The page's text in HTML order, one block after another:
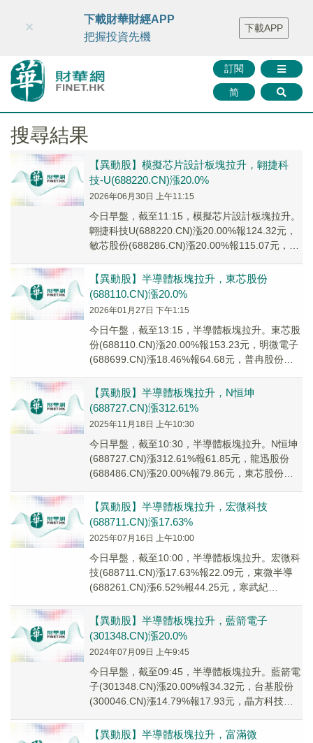
財華智庫網 FINTV FINMETA 財華證券 媒體矩陣
智庫沙龍
聯絡我們
訂閱
简
×
下載財華財經APP
把握投資先機
下載APP
搜尋結果
【異動股】模擬芯片設計板塊拉升，翺捷科
技-U(688220.CN)漲20.0%
2026年06月30日 上午11:15
今日早盤，截至11:15，模擬芯片設計板塊拉升。
翺捷科技U(688220.CN)漲20.00%報124.32元，
敏芯股份(688286.CN)漲20.00%報115.07元，英
【異動股】半導體板塊拉升，東芯股份
(688110.CN)漲20.0%
2026年01月27日 下午1:15
今日午盤，截至13:15，半導體板塊拉升。東芯股
份(688110.CN)漲20.00%報153.23元，明微電子
(688699.CN)漲18.46%報64.68元，普冉股份
【異動股】半導體板塊拉升，N恒坤
(688727.CN)漲312.61%
2025年11月18日 上午10:30
今日早盤，截至10:30，半導體板塊拉升。N恒坤
(688727.CN)漲312.61%報61.85元，龍迅股份
(688486.CN)漲20.00%報79.86元，東芯股份
【異動股】半導體板塊拉升，宏微科技
(688711.CN)漲17.63%
2025年07月16日 上午10:00
今日早盤，截至10:00，半導體板塊拉升。宏微科
技(688711.CN)漲17.63%報22.09元，東微半導
(688261.CN)漲6.52%報44.25元，寒武紀
【異動股】半導體板塊拉升，藍箭電子
(301348.CN)漲20.0%
2024年07月09日 上午9:45
今日早盤，截至09:45，半導體板塊拉升。藍箭電
子(301348.CN)漲20.00%報34.32元，台基股份
(300046.CN)漲14.79%報17.93元，晶方科技
【異動股】半導體板塊拉升，富滿微